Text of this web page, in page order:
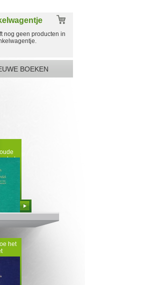
nog geen producten in
BOEKEN
het
het